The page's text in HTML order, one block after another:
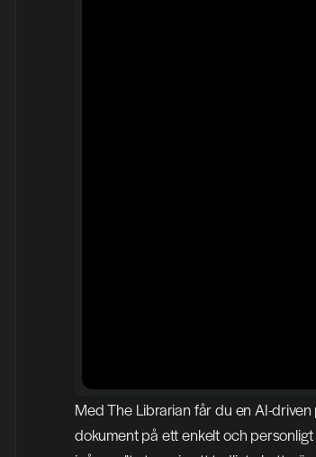
Med The Librarian får du en AI-
dokument på ett enkelt och